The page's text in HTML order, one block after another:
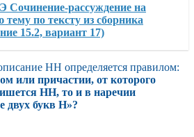
Сочинение-рассуждение на
по тексту из сборника
15.2, вариант 17)
НН определяется правилом:
или причастии, от которого
НН, то и в наречии
двух букв Н»?